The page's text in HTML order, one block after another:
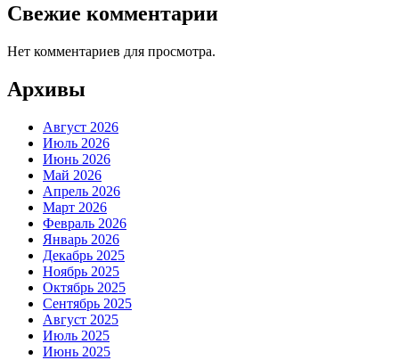
Свежие комментарии
Нет комментариев для просмотра.
Архивы
Август 2026
Июль 2026
Июнь 2026
Май 2026
Апрель 2026
Март 2026
Февраль 2026
Январь 2026
Декабрь 2025
Ноябрь 2025
Октябрь 2025
Сентябрь 2025
Август 2025
Июль 2025
Июнь 2025